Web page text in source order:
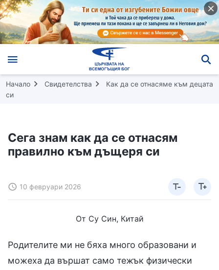
Начало Свидетелства
Как да се отнасяме към децата
си
Сега знам как да се отнасям
правилно към дъщеря си
10 февруари 2026
От Су Син, Китай
Родителите ми не бяха много образовани и
можеха да вършат само тежък физически